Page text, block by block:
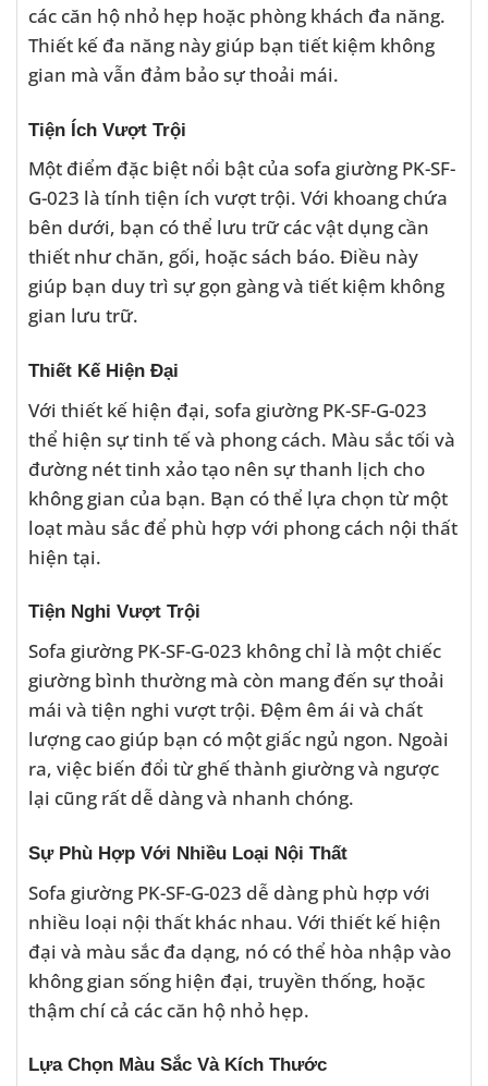
các căn hộ nhỏ hẹp hoặc phòng khách đa năng.
Thiết kế đa năng này giúp bạn tiết kiệm không
gian mà vẫn đảm bảo sự thoải mái.
Tiện Ích Vượt Trội
Một điểm đặc biệt nổi bật của sofa giường PK-SF-
G-023 là tính tiện ích vượt trội. Với khoang chứa
bên dưới, bạn có thể lưu trữ các vật dụng cần
thiết như chăn, gối, hoặc sách báo. Điều này
giúp bạn duy trì sự gọn gàng và tiết kiệm không
gian lưu trữ.
Thiết Kế Hiện Đại
Với thiết kế hiện đại, sofa giường PK-SF-G-023
thể hiện sự tinh tế và phong cách. Màu sắc tối và
đường nét tinh xảo tạo nên sự thanh lịch cho
không gian của bạn. Bạn có thể lựa chọn từ một
loạt màu sắc để phù hợp với phong cách nội thất
hiện tại.
Tiện Nghi Vượt Trội
Sofa giường PK-SF-G-023 không chỉ là một chiếc
giường bình thường mà còn mang đến sự thoải
mái và tiện nghi vượt trội. Đệm êm ái và chất
lượng cao giúp bạn có một giấc ngủ ngon. Ngoài
ra, việc biến đổi từ ghế thành giường và ngược
lại cũng rất dễ dàng và nhanh chóng.
Sự Phù Hợp Với Nhiều Loại Nội Thất
Sofa giường PK-SF-G-023 dễ dàng phù hợp với
nhiều loại nội thất khác nhau. Với thiết kế hiện
đại và màu sắc đa dạng, nó có thể hòa nhập vào
không gian sống hiện đại, truyền thống, hoặc
thậm chí cả các căn hộ nhỏ hẹp.
Lựa Chọn Màu Sắc Và Kích Thước